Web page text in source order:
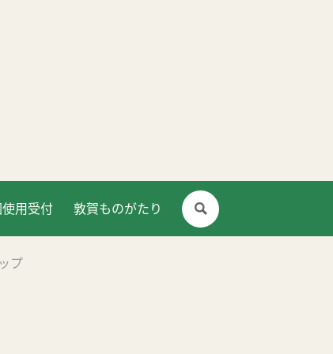
用受付 敦賀ものがたり
プ